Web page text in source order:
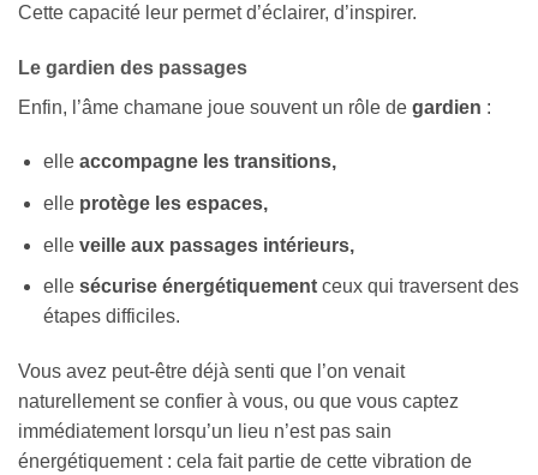
Cette capacité leur permet d’éclairer, d’inspirer.
Le gardien des passages
Enfin, l’âme chamane joue souvent un rôle de gardien :
elle accompagne les transitions,
elleprotège les espaces,
elle veille aux passages intérieurs,
elle sécurise énergétiquementceux qui traversent des
étapes difficiles.
Vous avez peut-être déjà senti que l’on venait
naturellement se confier à vous, ou que vous captez
immédiatement lorsqu’un lieu n’est pas sain
énergétiquement : cela fait partie de cette vibration de